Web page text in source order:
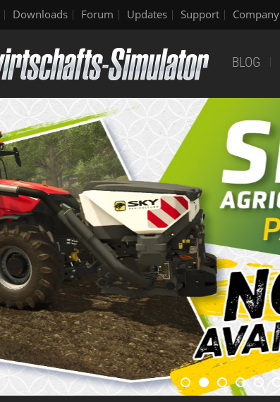
Downloads Forum Updates Support Company
BLOG